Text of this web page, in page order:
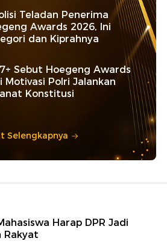
Teladan Penerima
Awards 2026, Ini
dan Kiprahnya
Sebut Hoegeng Awards
Motivasi Polri Jalankan
Konstitusi
Selengkapnya
Harap DPR Jadi
Rakyat